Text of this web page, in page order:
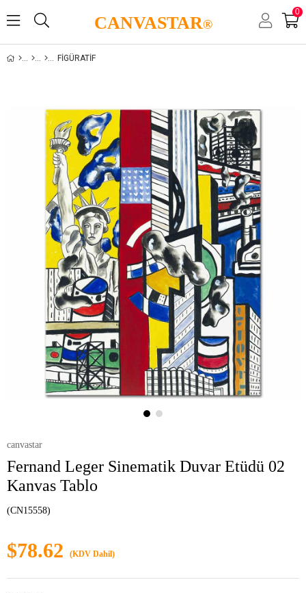
CANVASTAR®
0
FIGÜRATIF
canvastar
Fernand Leger Sinematik Duvar Etüdü 02
Kanvas Tablo
(CN15558)
$78.62 (KDV Dahil)